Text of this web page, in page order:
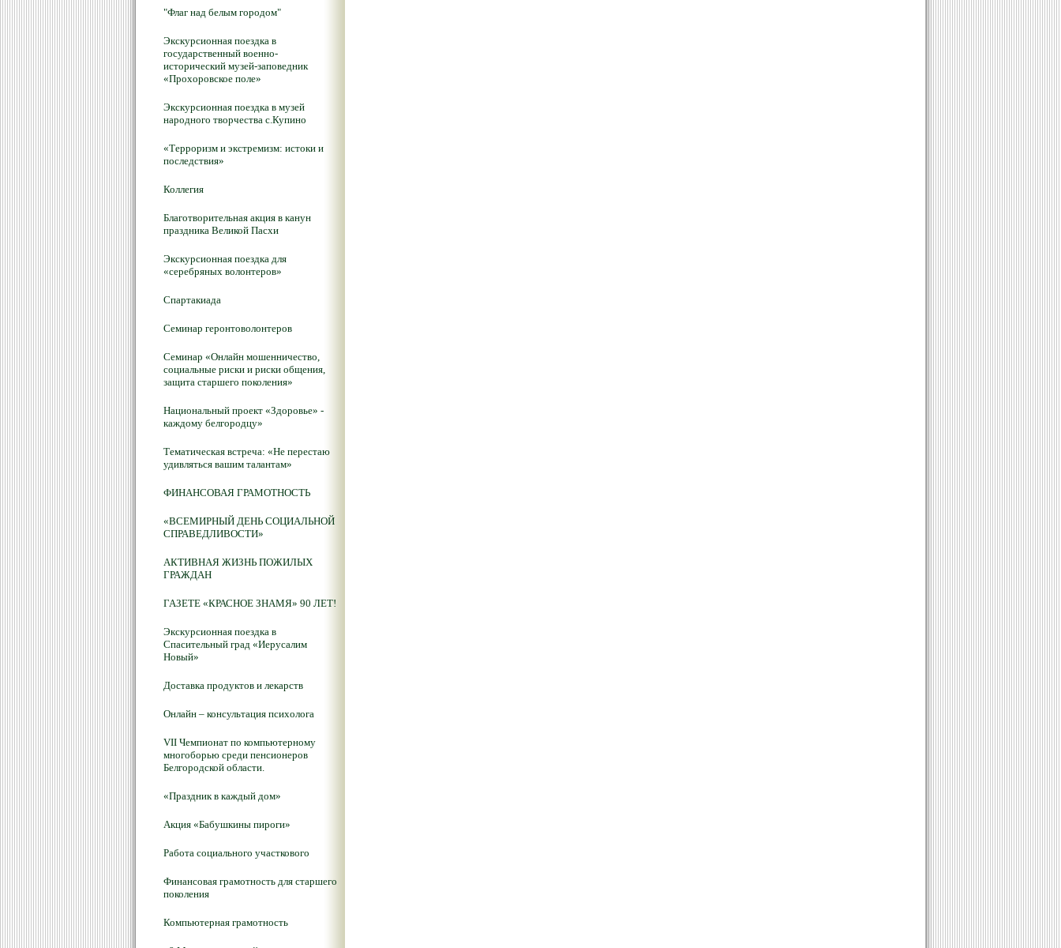
"Флаг над белым городом"
Экскурсионная поездка в
государственный военно-
исторический музей-заповедник
«Прохоровское поле»
Экскурсионная поездка в музей
народного творчества с.Купино
«Терроризм и экстремизм: истоки и
последствия»
Коллегия
Благотворительная акция в канун
праздника Великой Пасхи
Экскурсионная поездка для
«серебряных волонтеров»
Спартакиада
Семинар геронтоволонтеров
Семинар «Онлайн мошенничество,
социальные риски и риски общения,
защита старшего поколения»
Национальный проект «Здоровье» -
каждому белгородцу»
Тематическая встреча: «Не перестаю
удивляться вашим талантам»
ФИНАНСОВАЯ ГРАМОТНОСТЬ
«ВСЕМИРНЫЙ ДЕНЬ СОЦИАЛЬНОЙ
СПРАВЕДЛИВОСТИ»
АКТИВНАЯ ЖИЗНЬ ПОЖИЛЫХ
ГРАЖДАН
ГАЗЕТЕ «КРАСНОЕ ЗНАМЯ» 90 ЛЕТ!
Экскурсионная поездка в
Спасительный град «Иерусалим
Новый»
Доставка продуктов и лекарств
Онлайн – консультация психолога
VII Чемпионат по компьютерному
многоборью среди пенсионеров
Белгородской области.
«Праздник в каждый дом»
Акция «Бабушкины пироги»
Работа социального участкового
Финансовая грамотность для старшего
поколения
Компьютерная грамотность